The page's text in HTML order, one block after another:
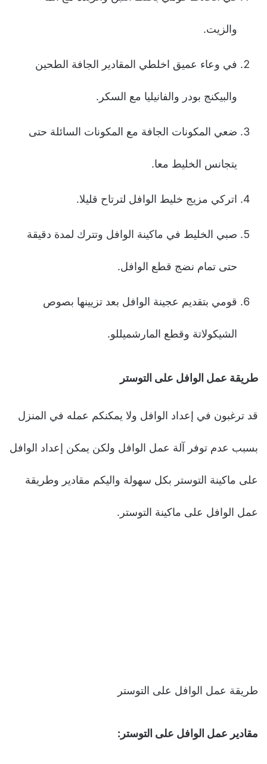
والزيت.
في وعاء عميق اخلطي المقادير الجافة الطحين
والبيكنج بودر والفانيليا مع السكر.
ضعي المكونات الجافة مع المكونات السائلة حتى
يتجانس الخليط معا.
اتركي مزيج خليط الوافل لترتاح قليلا.
صبي الخليط في ماكينة الوافل وتترك لمدة دقيقة
حتى تمام نضج قطع الوافل.
قومي بتقديم عجينة الوافل بعد تزيينها بصوص
الشيكولاتة وقطع المارشميللو.
طريقة عمل الوافل على التوستر
قد ترغبون في إعداد الوافل ولا يمكنكم عمله في المنزل
بسبب عدم توفر آلة عمل الوافل ولكن يمكن إعداد الوافل
على ماكينة التوستر بكل سهولة واليكم مقادير وطريقة
عمل الوافل على ماكينة التوستر.
طريقة عمل الوافل على التوستر
مقادير عمل الوافل على التوستر: